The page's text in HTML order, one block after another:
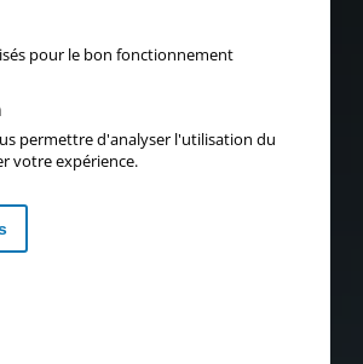
pour le bon fonctionnement
permettre d'analyser l'utilisation du
votre expérience.